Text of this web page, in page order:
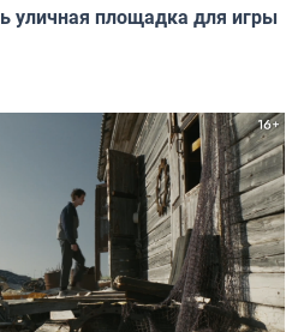
уличная площадка для игры